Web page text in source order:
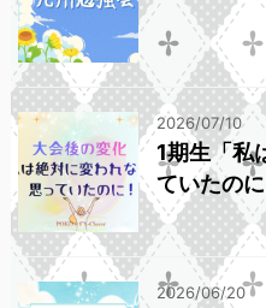
2026/07/10
1期生「私
ていたの
2026/06/20